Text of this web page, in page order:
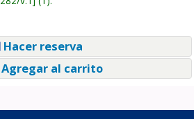
Hacer reserva
al carrito